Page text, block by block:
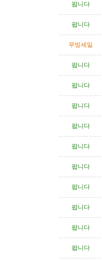
팝니다
팝니다
무빙세일
팝니다
팝니다
팝니다
팝니다
팝니다
팝니다
팝니다
팝니다
팝니다
팝니다